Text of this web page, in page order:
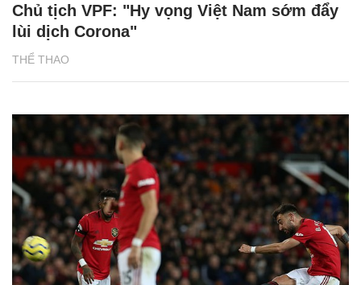
THỂ THAO
Chủ tịch VPF: "Hy vọng Việt Nam sớm đẩy
lùi dịch Corona"